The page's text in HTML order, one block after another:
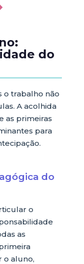
do
o trabalho não
A acolhida
as primeiras
para
do
o
as
o aluno,